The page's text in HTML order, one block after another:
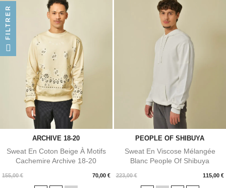
ARCHIVE 18-20
Sweat En Coton Beige À Motifs
Cachemire Archive 18-20
155,00 € 70,00 €
Prix
PEOPLE OF SHIBUYA
Sweat En Viscose Mélangée
Blanc People Of Shibuya
223,00 € 115,00 €
Prix
FILTRER